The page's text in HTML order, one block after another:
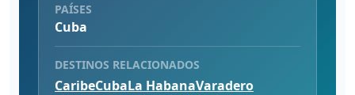
PAÍSES
Cuba
DESTINOS RELACIONADOS
CaribeCubaLa HabanaVaradero